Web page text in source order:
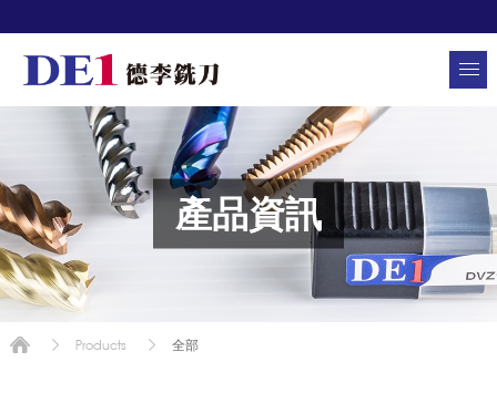
產品資訊
Products 全部